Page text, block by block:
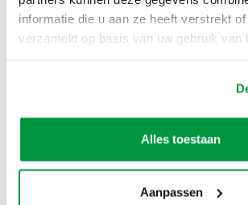
informatie die u aan ze heeft verstrekt
verzameld op basis van uw gebruik van
Alles toestaan
Aanpassen
Betreden van de opblaasbare
geheel op eigen risico.
met schoenen, scherpe voorwerpen,
Deelnemers met brillen, beugels
uit, anders betreden zij het
Handig om te weten: